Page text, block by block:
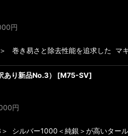
円
巻き易さと除去性能を追求した マ
あり新品No.3） [M75-SV]
円
シルバー1000＜純銀＞が高いター